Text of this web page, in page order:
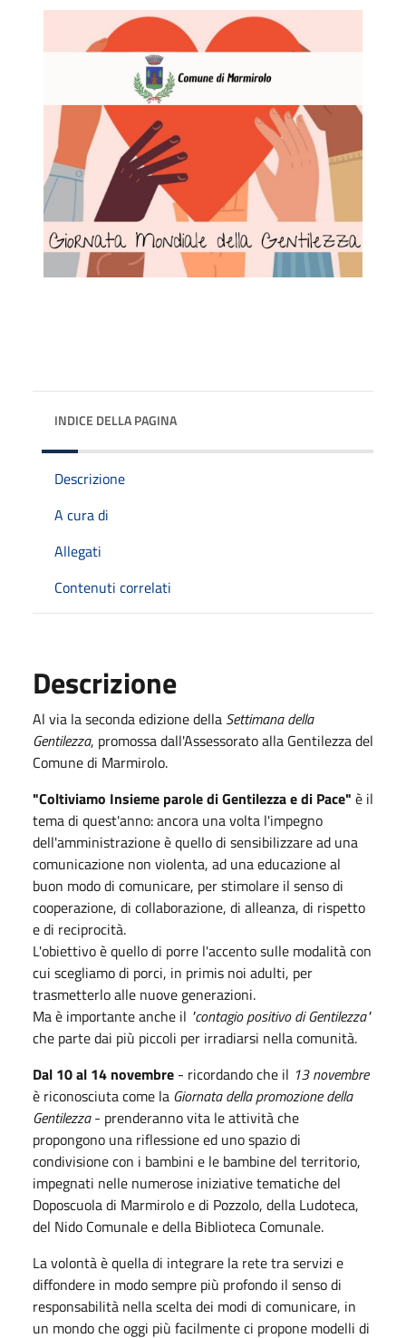
INDICE DELLA PAGINA
Descrizione
A cura di
Allegati
Contenuti correlati
Descrizione
Al via la seconda edizione della Settimana della
Gentilezza, promossa dall'Assessorato alla Gentilezza del
Comune di Marmirolo.
"Coltiviamo Insieme parole di Gentilezza e di Pace" è il
tema di quest'anno: ancora una volta l'impegno
dell'amministrazione è quello di sensibilizzare ad una
comunicazione non violenta, ad una educazione al
buon modo di comunicare, per stimolare il senso di
cooperazione, di collaborazione, di alleanza, di rispetto
e di reciprocità.
L'obiettivo è quello di porre l'accento sulle modalità con
cui scegliamo di porci, in primis noi adulti, per
trasmetterlo alle nuove generazioni.
Ma è importante anche il "contagio positivo di Gentilezza"
che parte dai più piccoli per irradiarsi nella comunità.
Dal 10 al 14 novembre - ricordando che il 13 novembre
è riconosciuta come la Giornata della promozione della
Gentilezza- prenderanno vita le attività che
propongono una riflessione ed uno spazio di
condivisione con i bambini e le bambine del territorio,
impegnati nelle numerose iniziative tematiche del
Doposcuola di Marmirolo e di Pozzolo, della Ludoteca,
del Nido Comunale e della Biblioteca Comunale.
La volontà è quella di integrare la rete tra servizi e
diffondere in modo sempre più profondo il senso di
responsabilità nella scelta dei modi di comunicare, in
un mondo che oggi più facilmente ci propone modelli di